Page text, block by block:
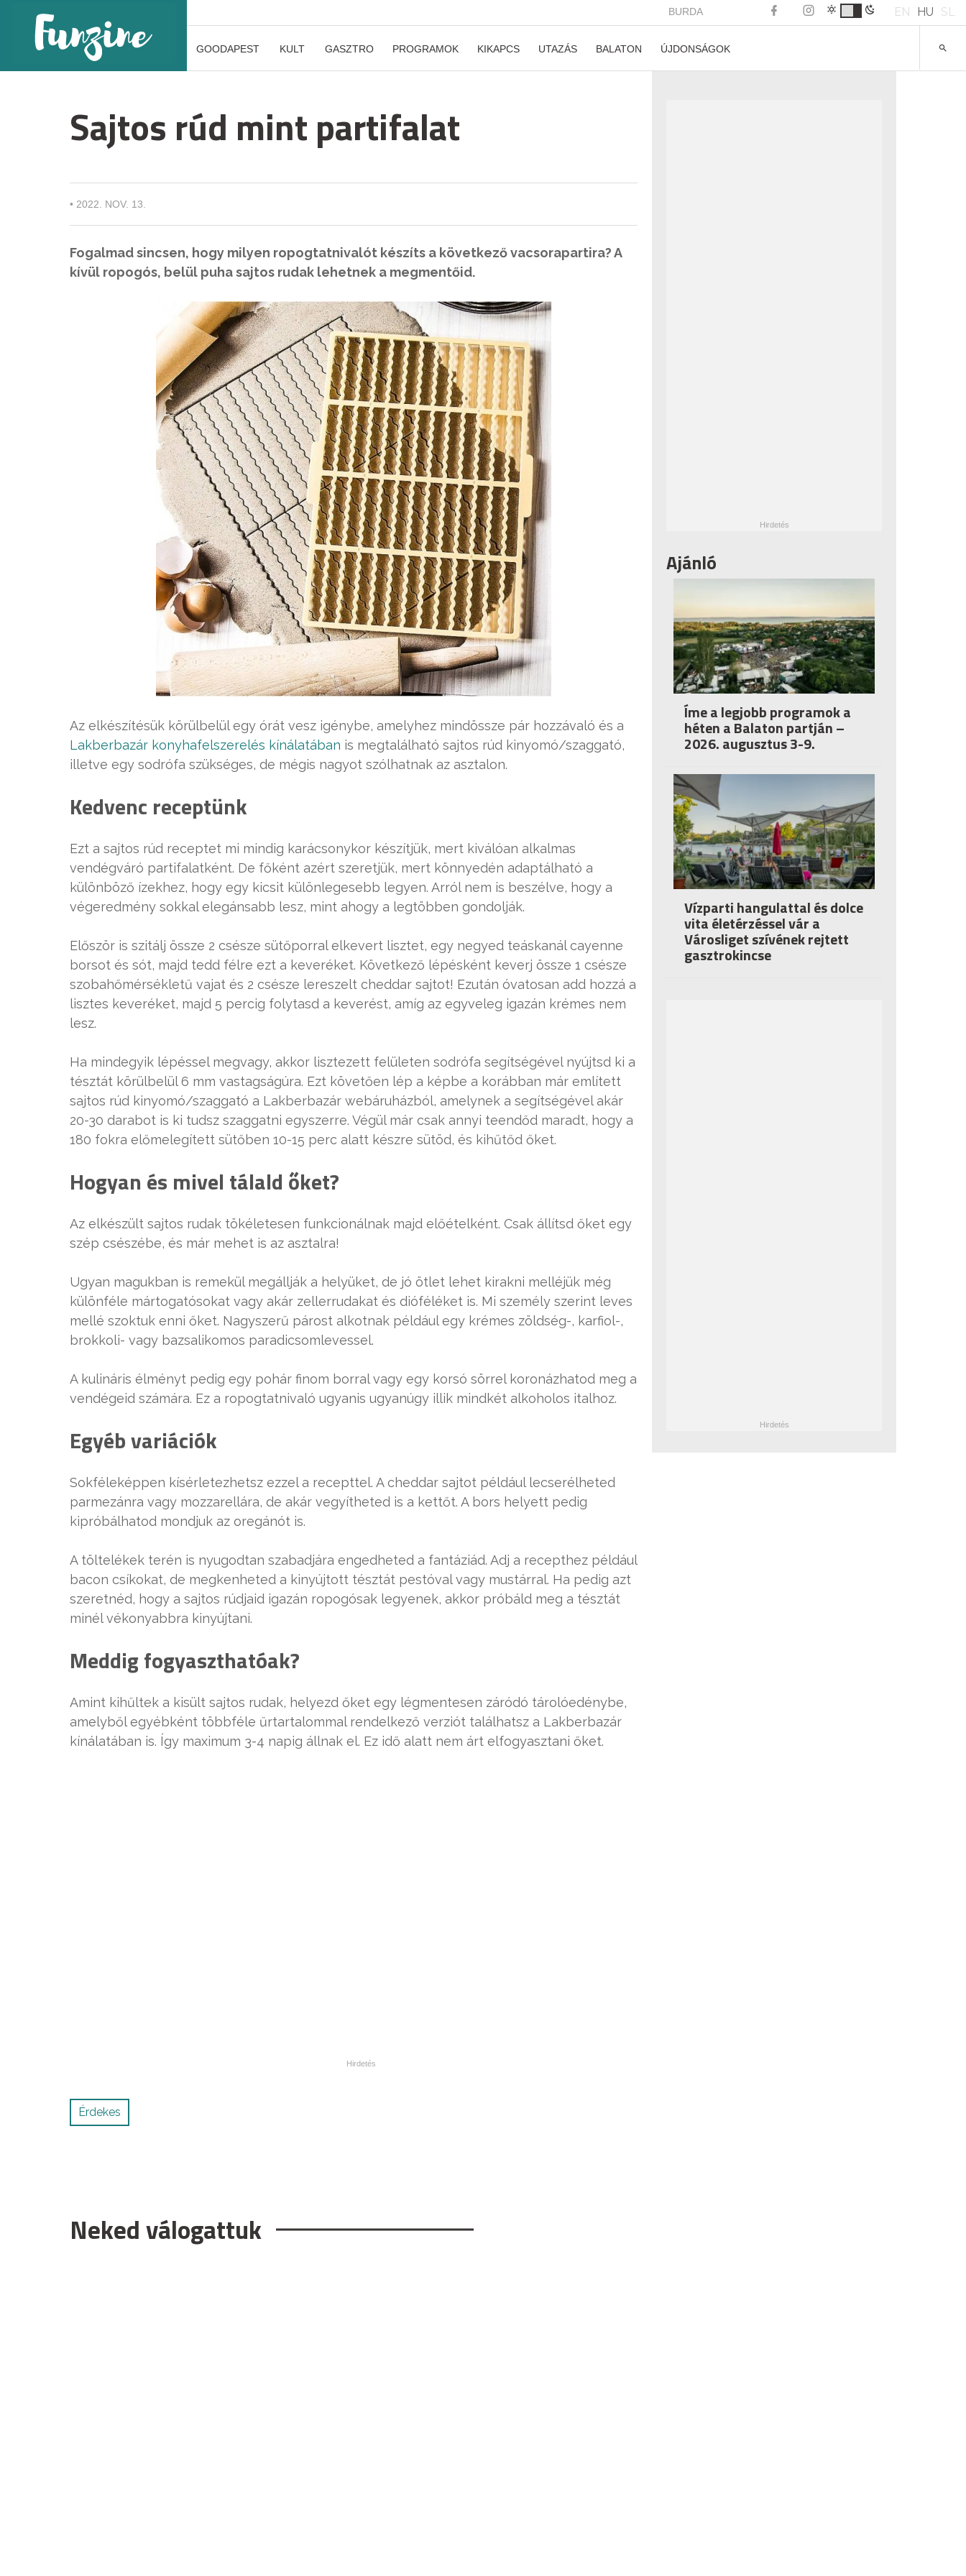
BURDA EN HU SL
GOODAPEST KULT GASZTRO PROGRAMOK KIKAPCS UTAZÁS BALATON ÚJDONSÁGOK
Sajtos rúd mint partifalat
• 2022. NOV. 13.
Fogalmad sincsen, hogy milyen ropogtatnivalót készíts a következő vacsorapartira? A
kívül ropogós, belül puha sajtos rudak lehetnek a megmentőid.
Az elkészítésük körülbelül egy órát vesz igénybe, amelyhez mindössze pár hozzávaló és a
Lakberbazár konyhafelszerelés kínálatában is megtalálható sajtos rúd kinyomó/szaggató,
illetve egy sodrófa szükséges, de mégis nagyot szólhatnak az asztalon.
Kedvenc receptünk
Ezt a sajtos rúd receptet mi mindig karácsonykor készítjük, mert kiválóan alkalmas
vendégváró partifalatként. De főként azért szeretjük, mert könnyedén adaptálható a
különböző ízekhez, hogy egy kicsit különlegesebb legyen. Arról nem is beszélve, hogy a
végeredmény sokkal elegánsabb lesz, mint ahogy a legtöbben gondolják.
Először is szitálj össze 2 csésze sütőporral elkevert lisztet, egy negyed teáskanál cayenne
borsot és sót, majd tedd félre ezt a keveréket. Következő lépésként keverj össze 1 csésze
szobahőmérsékletű vajat és 2 csésze lereszelt cheddar sajtot! Ezután óvatosan add hozzá a
lisztes keveréket, majd 5 percig folytasd a keverést, amíg az egyveleg igazán krémes nem
lesz.
Ha mindegyik lépéssel megvagy, akkor lisztezett felületen sodrófa segítségével nyújtsd ki a
tésztát körülbelül 6 mm vastagságúra. Ezt követően lép a képbe a korábban már említett
sajtos rúd kinyomó/szaggató a Lakberbazár webáruházból, amelynek a segítségével akár
20-30 darabot is ki tudsz szaggatni egyszerre. Végül már csak annyi teendőd maradt, hogy a
180 fokra előmelegített sütőben 10-15 perc alatt készre sütöd, és kihűtőd őket.
Hogyan és mivel tálald őket?
Az elkészült sajtos rudak tökéletesen funkcionálnak majd előételként. Csak állítsd őket egy
szép csészébe, és már mehet is az asztalra!
Ugyan magukban is remekül megállják a helyüket, de jó ötlet lehet kirakni melléjük még
különféle mártogatósokat vagy akár zellerrudakat és dióféléket is. Mi személy szerint leves
mellé szoktuk enni őket. Nagyszerű párost alkotnak például egy krémes zöldség-, karfiol-,
brokkoli- vagy bazsalikomos paradicsomlevessel.
A kulináris élményt pedig egy pohár finom borral vagy egy korsó sörrel koronázhatod meg a
vendégeid számára. Ez a ropogtatnivaló ugyanis ugyanúgy illik mindkét alkoholos italhoz.
Egyéb variációk
Sokféleképpen kísérletezhetsz ezzel a recepttel. A cheddar sajtot például lecserélheted
parmezánra vagy mozzarellára, de akár vegyítheted is a kettőt. A bors helyett pedig
kipróbálhatod mondjuk az oregánót is.
A töltelékek terén is nyugodtan szabadjára engedheted a fantáziád. Adj a recepthez például
bacon csíkokat, de megkenheted a kinyújtott tésztát pestóval vagy mustárral. Ha pedig azt
szeretnéd, hogy a sajtos rúdjaid igazán ropogósak legyenek, akkor próbáld meg a tésztát
minél vékonyabbra kinyújtani.
Meddig fogyaszthatóak?
Amint kihűltek a kisült sajtos rudak, helyezd őket egy légmentesen záródó tárolóedénybe,
amelyből egyébként többféle űrtartalommal rendelkező verziót találhatsz a Lakberbazár
kínálatában is. Így maximum 3-4 napig állnak el. Ez idő alatt nem árt elfogyasztani őket.
Érdekes
Neked válogattuk
Ajánló
Íme a legjobb programok a
héten a Balaton partján –
2026. augusztus 3-9.
Vízparti hangulattal és dolce
vita életérzéssel vár a
Városliget szívének rejtett
gasztrokincse